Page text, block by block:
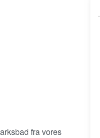
fra vores